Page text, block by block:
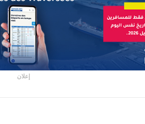
إعلان